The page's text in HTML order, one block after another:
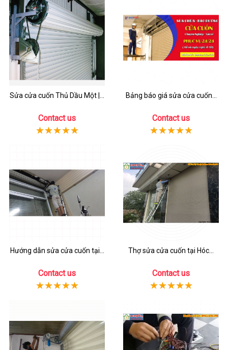
Sửa cửa cuốn Thủ Dầu Một |...
Contact us
Bảng báo giá sửa cửa cuốn...
Contact us
Hướng dẫn sửa cửa cuốn tại...
Contact us
Thợ sửa cửa cuốn tại Hóc...
Contact us